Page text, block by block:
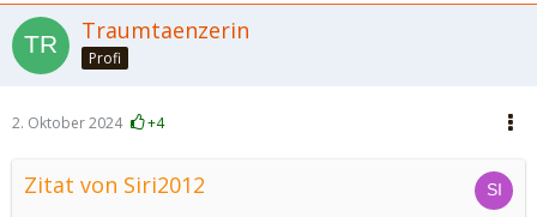
Traumtaenzerin
Profi
2. Oktober 2024 +4
Zitat von Siri2012